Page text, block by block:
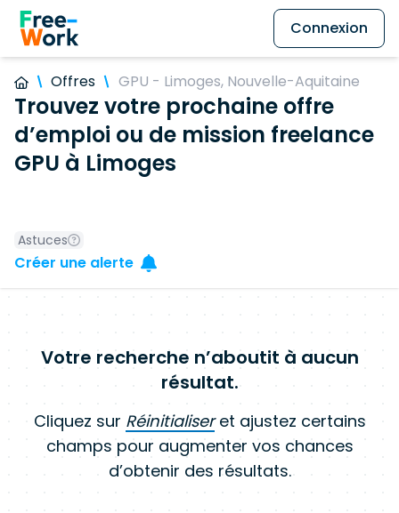
Connexion
Offres GPU - Limoges, Nouvelle-Aquitaine
Trouvez votre prochaine offre
d’emploi ou de mission freelance
GPU à Limoges
Astuces
Créer une alerte
Votre recherche n’aboutit à aucun
résultat.
Cliquez sur Réinitialiseret ajustez certains
champs pour augmenter vos chances
d’obtenir des résultats.